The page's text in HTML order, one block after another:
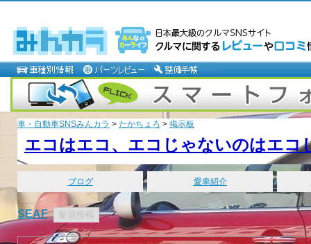
車・自動車SNSみんカラ > たかちょろ > 掲示板
エコはエコ、エコじゃないのはエコ
ブログ 愛車紹介
SEAF